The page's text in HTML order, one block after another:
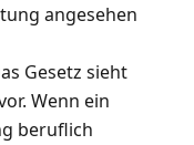
angesehen
Gesetz sieht
Wenn ein
beruflich